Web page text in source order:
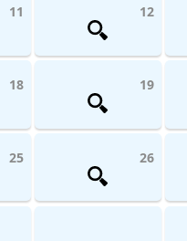
11 12
18 19
25 26